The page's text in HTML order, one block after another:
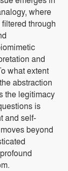
where
through
and
what extent
abstraction
the legitimacy
is
and self-
beyond